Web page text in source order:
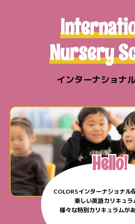
Nursery
インターナショナ
Hello!
COLORSインターナショナル
楽しい英語カリキュラ
様々な特別カリキュラムが